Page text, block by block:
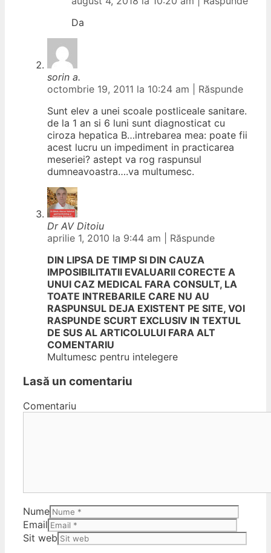
Da
sorin a.
octombrie 19, 2011 la 10:24 am
Răspunde
Sunt elev a unei scoale postliceale sanitare.
de la 1 an si 6 luni sunt diagnosticat cu
ciroza hepatica B…intrebarea mea: poate fii
acest lucru un impediment in practicarea
meseriei? astept va rog raspunsul
dumneavoastra….va multumesc.
Dr AV Ditoiu
aprilie 1, 2010 la 9:44 am
Răspunde
DIN LIPSA DE TIMP SI DIN CAUZA
IMPOSIBILITATII EVALUARII CORECTE A
UNUI CAZ MEDICAL FARA CONSULT, LA
TOATE INTREBARILE CARE NU AU
RASPUNSUL DEJA EXISTENT PE SITE, VOI
RASPUNDE SCURT EXCLUSIV IN TEXTUL
DE SUS AL ARTICOLULUI FARA ALT
COMENTARIU
Multumesc pentru intelegere
Lasă un comentariu
Comentariu
Nume
Email
Sit web